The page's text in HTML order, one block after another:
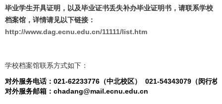
毕业学生开具证明，以及毕业证书丢失补办毕业证明书， 请联系学校
档案馆，详情请见以下链接：
http://www.dag.ecnu.edu.cn/11111/list.htm
学校档案馆联系方式如下：
对外服务电话：021-62233776（中北校区） 021-54343079（闵行校
对外服务邮箱：chadang@mail.ecnu.edu.cn